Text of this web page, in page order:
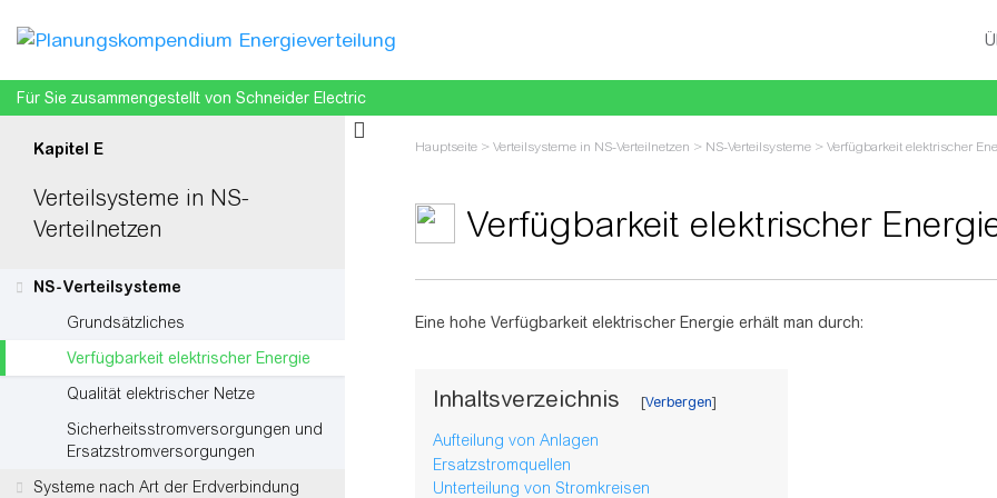
Für Sie zusammengestellt von Schneider Electric
Kapitel E
Verteilsysteme in NS-
Verteilnetzen
NS-Verteilsysteme
Grundsätzliches
Verfügbarkeit elektrischer Energie
Qualität elektrischer Netze
Sicherheitsstromversorgungen und
Ersatzstromversorgungen
Systeme nach Art der Erdverbindung
Verfügbarkeit elektrischer
Hauptseite > Verteilsysteme in NS-Verteilnetzen > NS-Verteilsysteme > Verfügbarkeit elektrischer
Eine hohe Verfügbarkeit elektrischer Energie erhält man durch:
Inhaltsverzeichnis
Aufteilung von Anlagen
Ersatzstromquellen
Unterteilung von Stromkreisen